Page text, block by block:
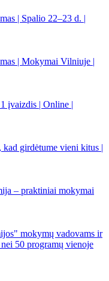
| Spalio 22–23 d. |
| Mokymai Vilniuje |
įvaizdis | Online |
girdėtume vieni kitus |
– praktiniai mokymai
mokymų vadovams ir
50 programų vienoje